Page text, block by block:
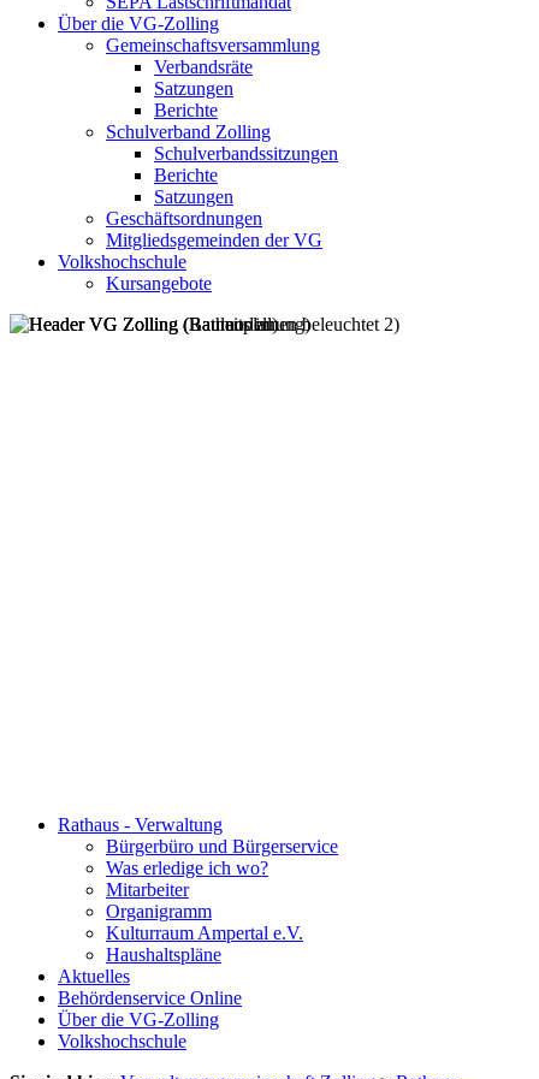
Über die VG-Zolling
Gemeinschaftsversammlung
Verbandsräte
Satzungen
Berichte
Schulverband Zolling
Schulverbandssitzungen
Berichte
Satzungen
Geschäftsordnungen
Mitgliedsgemeinden der VG
Volkshochschule
Kursangebote
Rathaus - Verwaltung
Bürgerbüro und Bürgerservice
Was erledige ich wo?
Mitarbeiter
Organigramm
Kulturraum Ampertal e.V.
Haushaltspläne
Aktuelles
Behördenservice Online
Über die VG-Zolling
Volkshochschule